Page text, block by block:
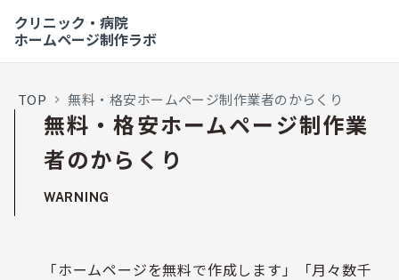
クリニック・病院
ホームページ制作ラボ
TOP keyboard_arrow_right 無料・格安ホームページ制作業者のからくり
無料・格安ホームページ制作業
者のからくり
WARNING
「ホームページを無料で作成します」「月々数千